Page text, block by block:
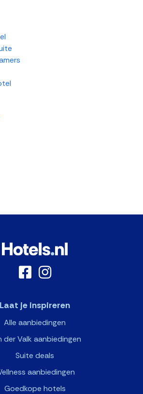
Laat je inspireren
Alle aanbiedingen
der Valk aanbiedingen
Suite deals
aanbiedingen
Goedkope hotels